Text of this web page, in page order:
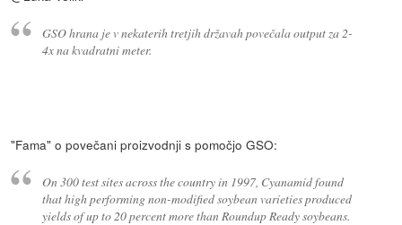
GSO hrana je v nekaterih tretjih državah povečala output za 2-
4x na kvadratni meter.
"Fama" o povečani proizvodnji s pomočjo GSO:
On 300 test sites across the country in 1997, Cyanamid found
that high performing non-modified soybean varieties produced
yields of up to 20 percent more than Roundup Ready soybeans.